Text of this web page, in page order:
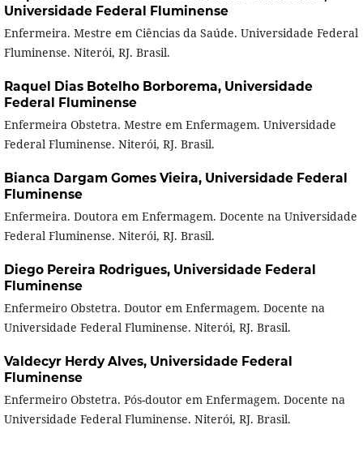
Universidade Federal Fluminense
Enfermeira. Mestre em Ciências da Saúde. Universidade Federal
Fluminense. Niterói, RJ. Brasil.
Raquel Dias Botelho Borborema, Universidade
Federal Fluminense
Enfermeira Obstetra. Mestre em Enfermagem. Universidade
Federal Fluminense. Niterói, RJ. Brasil.
Bianca Dargam Gomes Vieira, Universidade Federal
Fluminense
Enfermeira. Doutora em Enfermagem. Docente na Universidade
Federal Fluminense. Niterói, RJ. Brasil.
Diego Pereira Rodrigues, Universidade Federal
Fluminense
Enfermeiro Obstetra. Doutor em Enfermagem. Docente na
Universidade Federal Fluminense. Niterói, RJ. Brasil.
Valdecyr Herdy Alves, Universidade Federal
Fluminense
Enfermeiro Obstetra. Pós-doutor em Enfermagem. Docente na
Universidade Federal Fluminense. Niterói, RJ. Brasil.